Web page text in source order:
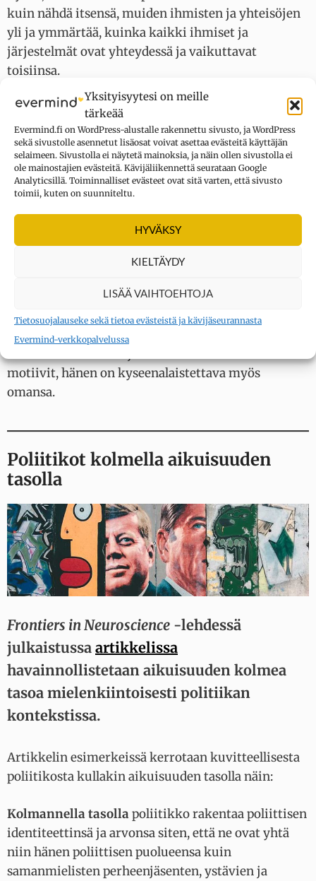
Yksityisyytesi on meille
tärkeää
Evermind.fi on WordPress-alustalle rakennettu sivusto, ja WordPress
sekä sivustolle asennetut lisäosat voivat asettaa evästeitä käyttäjän
selaimeen. Sivustolla ei näytetä mainoksia, ja näin ollen sivustolla ei
ole mainostajien evästeitä. Kävijäliikennettä seurataan Google
Analyticsillä. Toiminnalliset evästeet ovat sitä varten, että sivusto
toimii, kuten on suunniteltu.
HYVÄKSY
KIELTÄYDY
LISÄÄ VAIHTOEHTOJA
Tietosuojalauseke sekä tietoa evästeistä ja kävijäseurannasta
Evermind-verkkopalvelussa
kuin nähdä itsensä, muiden ihmisten ja yhteisöjen
yli ja ymmärtää, kuinka kaikki ihmiset ja
järjestelmät ovat yhteydessä ja vaikuttavat
toisiinsa.
Viidennellä tasolla yhteys toiseen ihmiseen on
parhaimmillaan antoisa ja syvä: Niin käy silloin,
kun onnistuu näkemään sekä itsensä että toisen
sellaisena kuin on ja tuomaan tämän yhteyden
avulla esiin parhaat puolet niin itsestä kuin toisesta.
Saman yhteyden 5. tasolle yltänyt näkee myös
ryhmien ja järjestelmien välillä. Hän ymmärtää,
että nekään eivät toimi eristyksissä toisistaan vaan
Viidennellä tasolla yksilö ymmärtää, että aivan
samalla tavalla kuin hän kyseenalaistaa toisten
motiivit, hänen on kyseenalaistettava myös
omansa.
Poliitikot kolmella aikuisuuden
tasolla
Frontiers in Neuroscience -lehdessä
julkaistussa artikkelissa
havainnollistetaan aikuisuuden kolmea
tasoa mielenkiintoisesti politiikan
kontekstissa.
Artikkelin esimerkeissä kerrotaan kuvitteellisesta
poliitikosta kullakin aikuisuuden tasolla näin:
Kolmannella tasollapoliitikko rakentaa poliittisen
identiteettinsä ja arvonsa siten, että ne ovat yhtä
niin hänen poliittisen puolueensa kuin
samanmielisten perheenjäsenten, ystävien ja